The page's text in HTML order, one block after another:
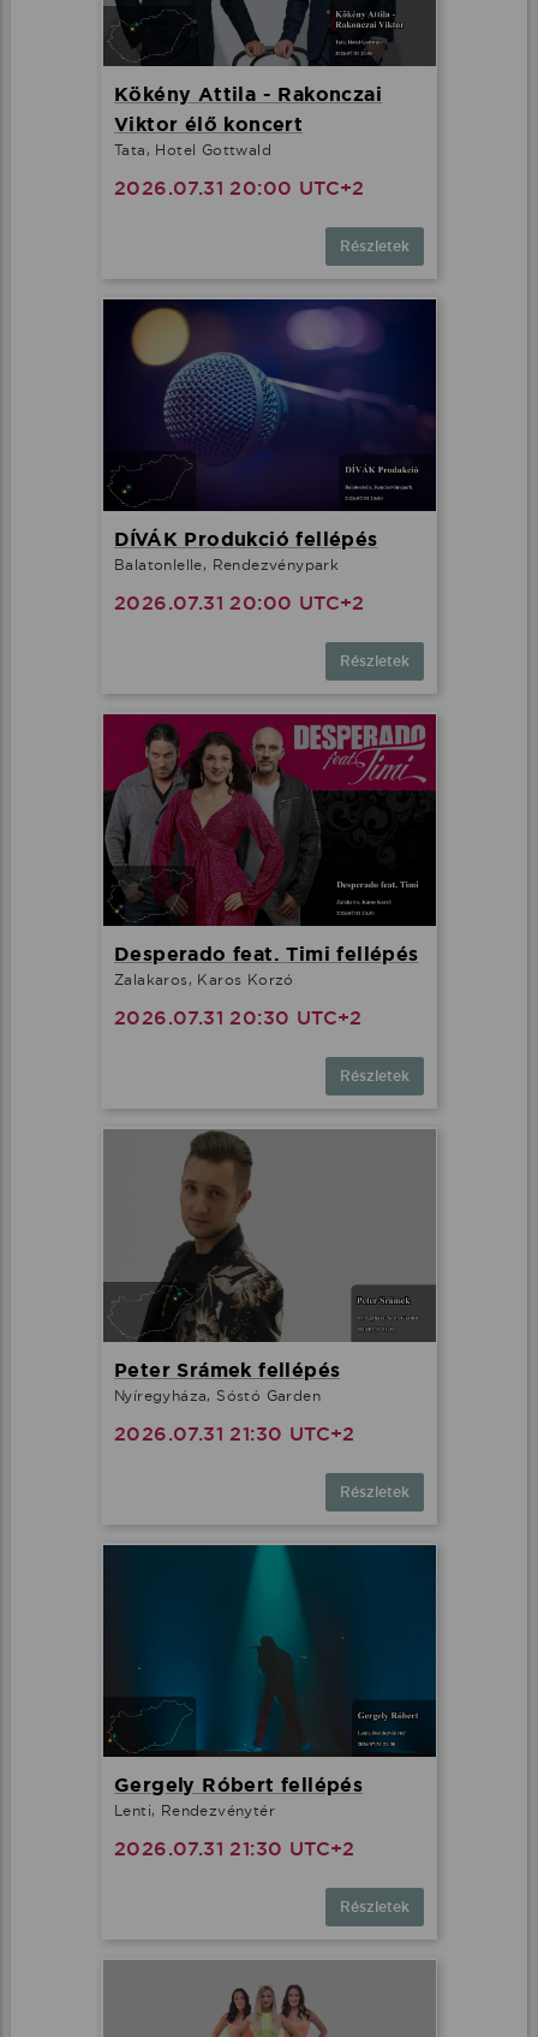
Kökény Attila - Rakonczai
Viktor élő koncert
Tata, Hotel Gottwald
2026.07.31 20:00 UTC+2
Részletek
DÍVÁK Produkció fellépés
Balatonlelle, Rendezvénypark
2026.07.31 20:00 UTC+2
Részletek
Desperado feat. Timi fellépés
Zalakaros, Karos Korzó
2026.07.31 20:30 UTC+2
Részletek
Peter Srámek fellépés
Nyíregyháza, Sóstó Garden
2026.07.31 21:30 UTC+2
Részletek
Gergely Róbert fellépés
Lenti, Rendezvénytér
2026.07.31 21:30 UTC+2
Részletek